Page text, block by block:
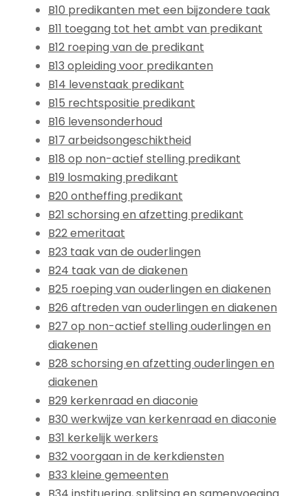
B10 predikanten met een bijzondere taak
B11 toegang tot het ambt van predikant
B12 roeping van de predikant
B13 opleiding voor predikanten
B14 levenstaak predikant
B15 rechtspositie predikant
B16 levensonderhoud
B17 arbeidsongeschiktheid
B18 op non-actief stelling predikant
B19 losmaking predikant
B20 ontheffing predikant
B21 schorsing en afzetting predikant
B22 emeritaat
B23 taak van de ouderlingen
B24 taak van de diakenen
B25 roeping van ouderlingen en diakenen
B26 aftreden van ouderlingen en diakenen
B27 op non-actief stelling ouderlingen en
diakenen
B28 schorsing en afzetting ouderlingen en
diakenen
B29 kerkenraad en diaconie
B30 werkwijze van kerkenraad en diaconie
B31 kerkelijk werkers
B32 voorgaan in de kerkdiensten
B33 kleine gemeenten